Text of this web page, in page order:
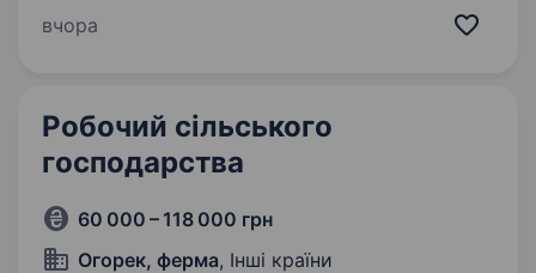
менеджера з продажу, який буде відповідати
вчора
Робочий сільського
господарства
60 000 – 118 000 грн
Огорек, ферма, Інші країни